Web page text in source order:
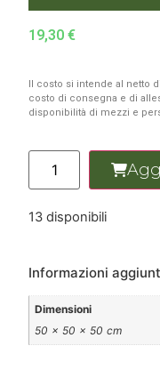
19,30 €
Il costo si intende al netto
costo di consegna e di
disponibilità di mezzi e
13 disponibili
Informazioni
Dimensioni
50 × 50 × 50 cm